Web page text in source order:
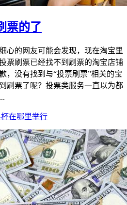
票的了
心的网友可能会发现，现在淘宝里
票刷票已经找不到刷票的淘宝店铺
，没有找到与“投票刷票”相关的宝
刷票了呢？投票类服务一直以为都
在哪里举行